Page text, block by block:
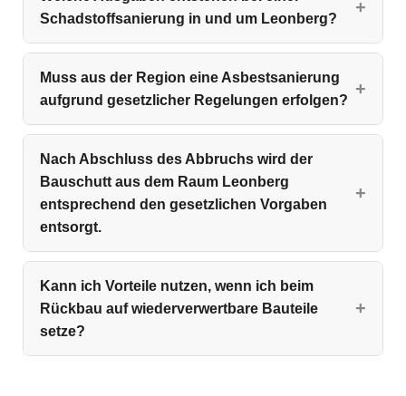
Schadstoffsanierung in und um Leonberg?
Muss aus der Region eine Asbestsanierung
aufgrund gesetzlicher Regelungen erfolgen?
Nach Abschluss des Abbruchs wird der
Bauschutt aus dem Raum Leonberg
entsprechend den gesetzlichen Vorgaben
entsorgt.
Kann ich Vorteile nutzen, wenn ich beim
Rückbau auf wiederverwertbare Bauteile
setze?